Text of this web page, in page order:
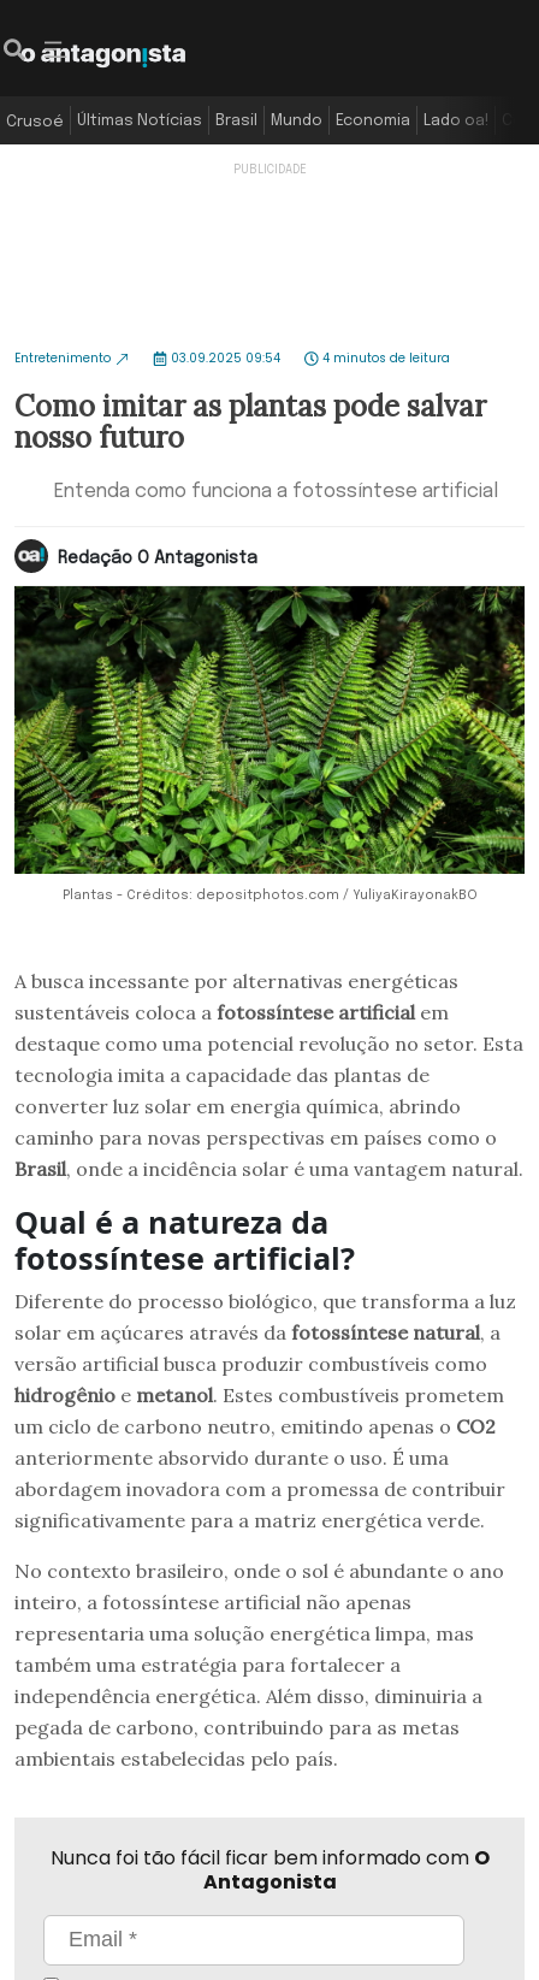
Crusoé Últimas Notícias Brasil Mundo Economia Lado oa!
Entretenimento 03.09.2025 09:54 4 minutos de leitura
Como imitar as plantas pode salvar
nosso futuro
Entenda como funciona a fotossíntese artificial
Redação O Antagonista
Plantas - Créditos: depositphotos.com / YuliyaKirayonakBO
A busca incessante por alternativas energéticas
sustentáveis coloca a fotossíntese artificial em
destaque como uma potencial revolução no setor. Esta
tecnologia imita a capacidade das plantas de
converter luz solar em energia química, abrindo
caminho para novas perspectivas em países como o
Brasil, onde a incidência solar é uma vantagem natural.
Qual é a natureza da
fotossíntese artificial?
Diferente do processo biológico, que transforma a luz
solar em açúcares através da fotossíntese natural, a
versão artificial busca produzir combustíveis como
hidrogênio e metanol. Estes combustíveis prometem
um ciclo de carbono neutro, emitindo apenas o CO2
anteriormente absorvido durante o uso. É uma
abordagem inovadora com a promessa de contribuir
significativamente para a matriz energética verde.
No contexto brasileiro, onde o sol é abundante o ano
inteiro, a fotossíntese artificial não apenas
representaria uma solução energética limpa, mas
também uma estratégia para fortalecer a
independência energética. Além disso, diminuiria a
pegada de carbono, contribuindo para as metas
ambientais estabelecidas pelo país.
Nunca foi tão fácil ficar bem informado com O
Antagonista